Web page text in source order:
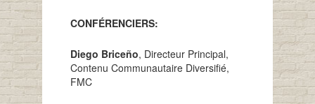
CONFÉRENCIERS:
Diego Briceño, Directeur Principal,
Contenu Communautaire Diversifié,
FMC